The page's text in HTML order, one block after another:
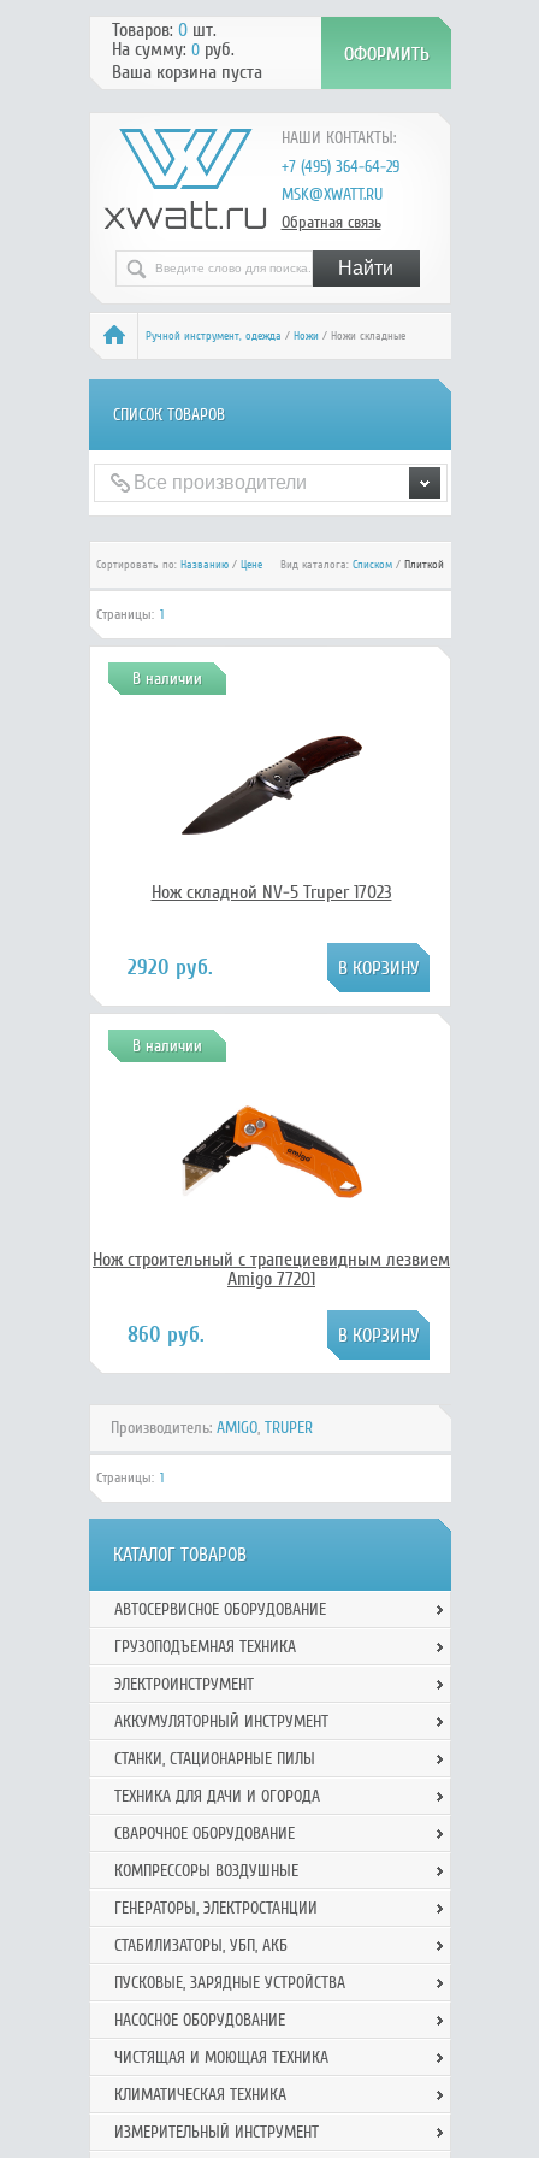
НАШИ КОНТАКТЫ:
+7 (495) 364-64-29
MSK@XWATT.RU
Обратная связь
Товаров: 0шт.
На сумму: 0руб.
Ваша корзина пуста
Ручной инcтрумент, одежда / Ножи/ Ножи складные
СПИСОК ТОВАРОВ
Сортировать по: Названию/ Цене Вид каталога: Списком/ Плиткой
Страницы: 1
В наличии
Нож складной NV-5 Truper 17023
2920 руб.
В наличии
Нож строительный с трапециевидным лезвием
Amigo 77201
860 руб.
Производитель: AMIGO, TRUPER
Страницы: 1
КАТАЛОГ ТОВАРОВ
АВТОСЕРВИСНОЕ ОБОРУДОВАНИЕ
ГРУЗОПОДЪЕМНАЯ ТЕХНИКА
ЭЛЕКТРОИНСТРУМЕНТ
АККУМУЛЯТОРНЫЙ ИНСТРУМЕНТ
СТАНКИ, СТАЦИОНАРНЫЕ ПИЛЫ
ТЕХНИКА ДЛЯ ДАЧИ И ОГОРОДА
СВАРОЧНОЕ ОБОРУДОВАНИЕ
КОМПРЕССОРЫ ВОЗДУШНЫЕ
ГЕНЕРАТОРЫ, ЭЛЕКТРОСТАНЦИИ
СТАБИЛИЗАТОРЫ, УБП, АКБ
ПУСКОВЫЕ, ЗАРЯДНЫЕ УСТРОЙСТВА
НАСОСНОЕ ОБОРУДОВАНИЕ
ЧИСТЯЩАЯ И МОЮЩАЯ ТЕХНИКА
КЛИМАТИЧЕСКАЯ ТЕХНИКА
ИЗМЕРИТЕЛЬНЫЙ ИНСТРУМЕНТ